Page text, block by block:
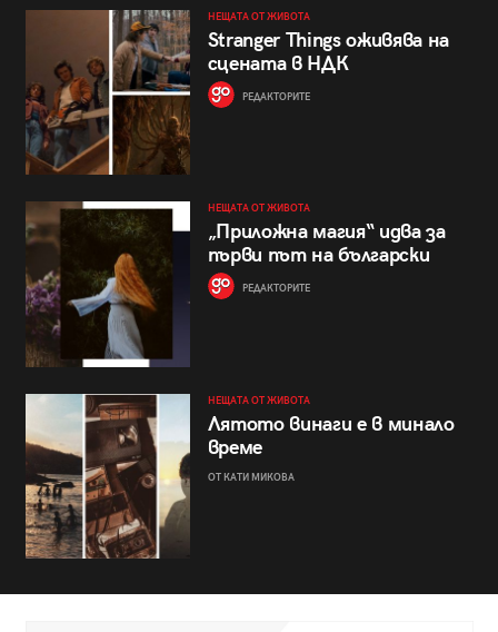
НЕЩАТА ОТ ЖИВОТА
Stranger Things оживява на
сцената в НДК
РЕДАКТОРИТЕ
НЕЩАТА ОТ ЖИВОТА
„Приложна магия“ идва за
първи път на български
РЕДАКТОРИТЕ
НЕЩАТА ОТ ЖИВОТА
Лятото винаги е в минало
време
ОТ КАТИ МИКОВА